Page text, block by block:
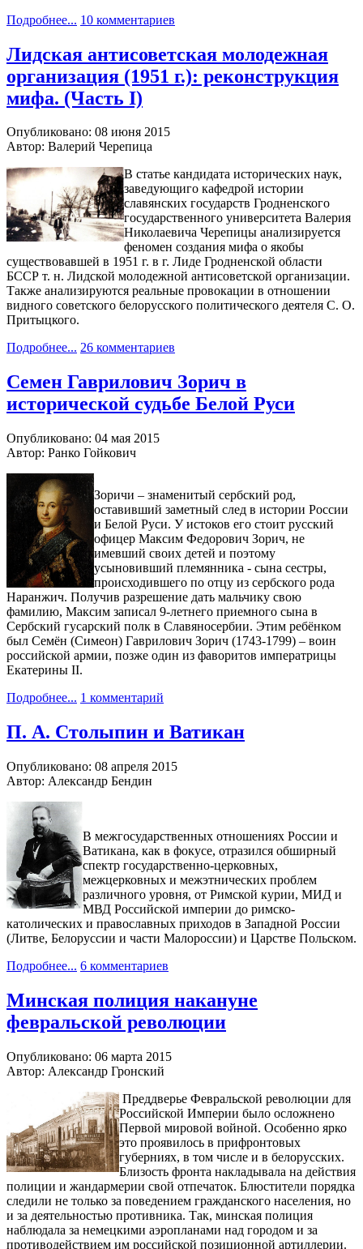
Подробнее... 10 комментариев
Лидская антисоветская молодежная
организация (1951 г.): реконструкция
мифа. (Часть I)
Опубликовано: 08 июня 2015
Автор: Валерий Черепица
В статье кандидата исторических наук,
заведующиго кафедрой истории
славянских государств Гродненского
государственного университета Валерия
Николаевича Черепицы анализируется
феномен создания мифа о якобы
существовавшей в 1951 г. в г. Лиде Гродненской области
БССР т. н. Лидской молодежной антисоветской организации.
Также анализируются реальные провокации в отношении
видного советского белорусского политического деятеля С. О.
Притыцкого.
Подробнее... 26 комментариев
Семен Гаврилович Зорич в
исторической судьбе Белой Руси
Опубликовано: 04 мая 2015
Автор: Ранко Гойкович
Зоричи – знаменитый сербский род,
оставивший заметный след в истории России
и Белой Руси. У истоков его стоит русский
офицер Максим Федорович Зорич, не
имевший своих детей и поэтому
усыновивший племянника - сына сестры,
происходившего по отцу из сербского рода
Наранжич. Получив разрешение дать мальчику свою
фамилию, Максим записал 9-летнего приемного сына в
Сербский гусарский полк в Славяносербии. Этим ребёнком
был Семён (Симеон) Гаврилович Зорич (1743-1799) – воин
российской армии, позже один из фаворитов императрицы
Екатерины II.
Подробнее... 1 комментарий
П. А. Столыпин и Ватикан
Опубликовано: 08 апреля 2015
Автор: Александр Бендин
В межгосударственных отношениях России и
Ватикана, как в фокусе, отразился обширный
спектр государственно-церковных,
межцерковных и межэтнических проблем
различного уровня, от Римской курии, МИД и
МВД Российской империи до римско-
католических и православных приходов в Западной России
(Литве, Белоруссии и части Малороссии) и Царстве Польском.
Подробнее... 6 комментариев
Минская полиция накануне
февральской революции
Опубликовано: 06 марта 2015
Автор: Александр Гронский
Преддверье Февральской революции для
Российской Империи было осложнено
Первой мировой войной. Особенно ярко
это проявилось в прифронтовых
губерниях, в том числе и в белорусских.
Близость фронта накладывала на действия
полиции и жандармерии свой отпечаток. Блюстители порядка
следили не только за поведением гражданского населения, но
и за деятельностью противника. Так, минская полиция
наблюдала за немецкими аэропланами над городом и за
противодействием им российской позиционной артиллерии.